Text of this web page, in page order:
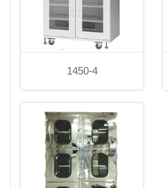
1450-4